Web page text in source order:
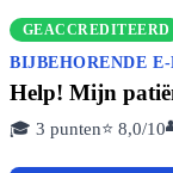
GEACCREDITEERD
BIJBEHORENDE
Help! Mijn
🎓 3 punten⭐ 8,0/10